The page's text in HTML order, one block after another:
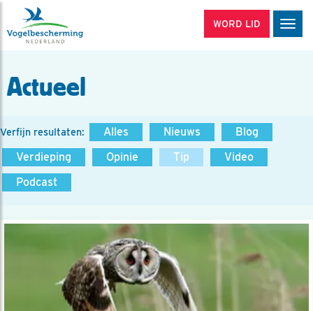
WORD LID
Actueel
Verfijn resultaten: Alles Nieuws
Blog
Verdieping
Opinie Tip
Video
Podcast